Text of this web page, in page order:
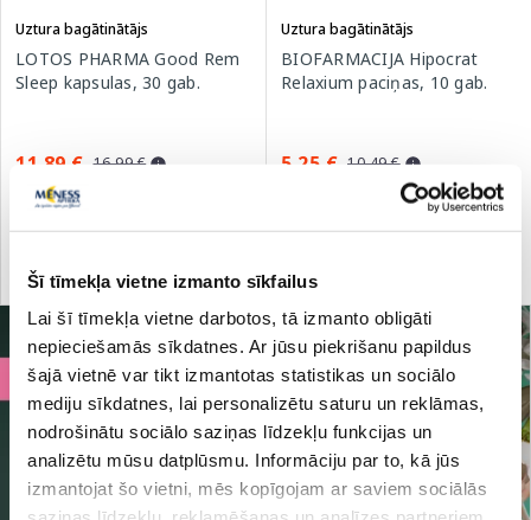
Šī tīmekļa vietne izmanto sīkfailus
Lai šī tīmekļa vietne darbotos, tā izmanto obligāti
nepieciešamās sīkdatnes. Ar jūsu piekrišanu papildus
šajā vietnē var tikt izmantotas statistikas un sociālo
mediju sīkdatnes, lai personalizētu saturu un reklāmas,
nodrošinātu sociālo saziņas līdzekļu funkcijas un
analizētu mūsu datplūsmu. Informāciju par to, kā jūs
izmantojat šo vietni, mēs kopīgojam ar saviem sociālās
Uztura bagātinātājs
LOTOS PHARMA Good Rem
Sleep kapsulas, 30 gab.
11.89 € 16.99 €
Standarta cena: 16.99 €
Uztura bagātinātājs
BIOFARMACIJA Hipocrat
Relaxium paciņas, 10 gab.
5.25 € 10.49 €
Standarta cena: 10.49 €